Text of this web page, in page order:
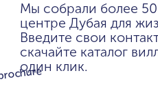
Мы собрали более
центре Дубая для
Введите свои
скачайте каталог
один клик.